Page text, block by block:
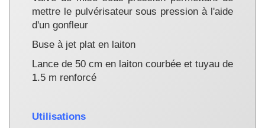
mettre le pulvérisateur sous pression à l'aide
d'un gonfleur
Buse à jet plat en laiton
Lance de 50 cm en laiton courbée et tuyau de
1.5 m renforcé
Utilisations